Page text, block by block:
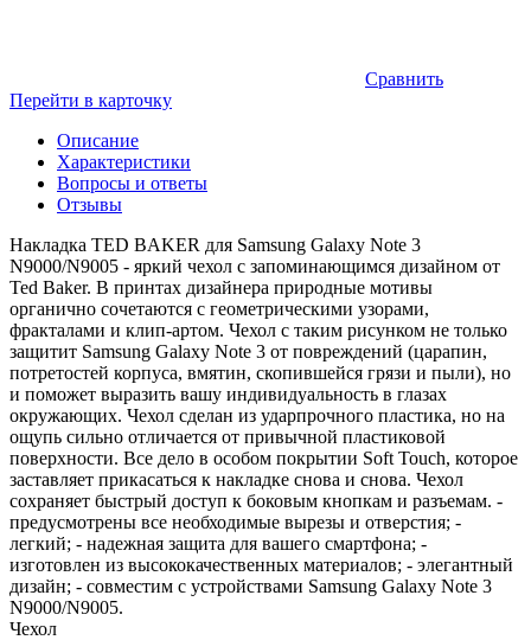
Сравнить
Перейти в карточку
Описание
Характеристики
Вопросы и ответы
Отзывы
Накладка TED BAKER для Samsung Galaxy Note 3
N9000/N9005 - яркий чехол с запоминающимся дизайном от
Ted Baker. В принтах дизайнера природные мотивы
органично сочетаются с геометрическими узорами,
фракталами и клип-артом. Чехол с таким рисунком не только
защитит Samsung Galaxy Note 3 от повреждений (царапин,
потретостей корпуса, вмятин, скопившейся грязи и пыли), но
и поможет выразить вашу индивидуальность в глазах
окружающих. Чехол сделан из ударпрочного пластика, но на
ощупь сильно отличается от привычной пластиковой
поверхности. Все дело в особом покрытии Soft Touch, которое
заставляет прикасаться к накладке снова и снова. Чехол
сохраняет быстрый доступ к боковым кнопкам и разъемам. -
предусмотрены все необходимые вырезы и отверстия; -
легкий; - надежная защита для вашего смартфона; -
изготовлен из высококачественных материалов; - элегантный
дизайн; - совместим с устройствами Samsung Galaxy Note 3
N9000/N9005.
Чехол